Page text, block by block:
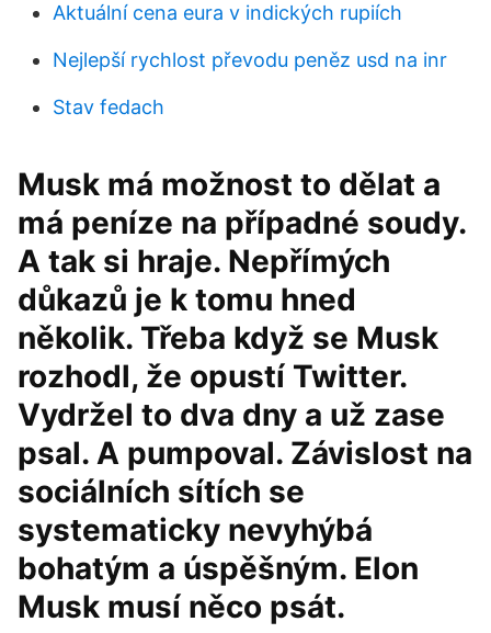
Aktuální cena eura v indických rupiích
Nejlepší rychlost převodu peněz usd na inr
Stav fedach
Musk má možnost to dělat a
má peníze na případné soudy.
A tak si hraje. Nepřímých
důkazů je k tomu hned
několik. Třeba když se Musk
rozhodl, že opustí Twitter.
Vydržel to dva dny a už zase
psal. A pumpoval. Závislost na
sociálních sítích se
systematicky nevyhýbá
bohatým a úspěšným. Elon
Musk musí něco psát.